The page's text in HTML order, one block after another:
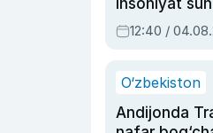
insoniyat
intellektni
olmay
12:40 /
O‘zbekiston
Andijonda